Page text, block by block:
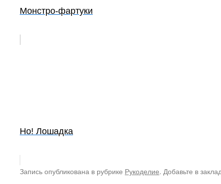
Монстро-фартуки
Но! Лошадка
Запись опубликована в рубрике Рукоделие. Добавьте в